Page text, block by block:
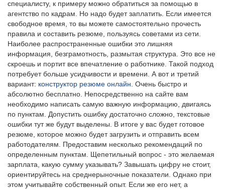
специалисту, к примеру можно обратиться за помощью в
агентство по кадрам. Но надо будет заплатить. Если имеется
свободное время, то вы можете самостоятельно прочесть
правила и составить резюме, пользуясь советами из сети.
Наиболее распространенные ошибки это лишняя
информация, безграмотность, размытая структура. Это все не
скроешь и портит все впечатление о работнике. Такой подход
потребует больше усидчивости и времени. А вот и третий
вариант: конструктор резюме онлайн . Очень быстро и
абсолютно бесплатно. Непосредственно на сайте вам
необходимо написать самую важную информацию, двигаясь
по пунктам. Допустить ошибку достаточно сложно, текстовые
ошибки тут же будут выделены. В итоге у вас будет готовое
резюме, которое можно будет загрузить и отправить всем
работодателям. Предоставим несколько рекомендаций по
определенным пунктам. Щепетильный вопрос - это желаемая
зарплата, какую сумму указывать? Завышать цифру не стоит,
ориентируйтесь на среднерыночные показатели. Однако при
этом учитывайте собственный опыт. Если же его нет, а